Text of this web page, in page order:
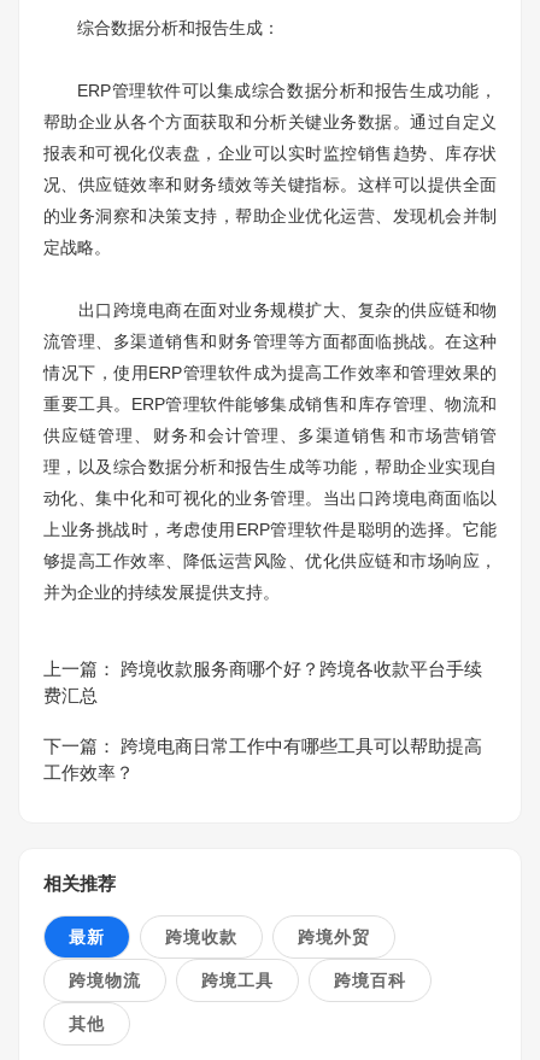
综合数据分析和报告生成：
ERP管理软件可以集成综合数据分析和报告生成功能，
帮助企业从各个方面获取和分析关键业务数据。通过自定义
报表和可视化仪表盘，企业可以实时监控销售趋势、库存状
况、供应链效率和财务绩效等关键指标。这样可以提供全面
的业务洞察和决策支持，帮助企业优化运营、发现机会并制
定战略。
出口跨境电商在面对业务规模扩大、复杂的供应链和物
流管理、多渠道销售和财务管理等方面都面临挑战。在这种
情况下，使用ERP管理软件成为提高工作效率和管理效果的
重要工具。ERP管理软件能够集成销售和库存管理、物流和
供应链管理、财务和会计管理、多渠道销售和市场营销管
理，以及综合数据分析和报告生成等功能，帮助企业实现自
动化、集中化和可视化的业务管理。当出口跨境电商面临以
上业务挑战时，考虑使用ERP管理软件是聪明的选择。它能
够提高工作效率、降低运营风险、优化供应链和市场响应，
并为企业的持续发展提供支持。
上一篇：
跨境收款服务商哪个好？跨境各收款平台手续
费汇总
下一篇：
跨境电商日常工作中有哪些工具可以帮助提高
工作效率？
相关推荐
最新 跨境收款 跨境外贸
跨境物流 跨境工具 跨境百科
其他